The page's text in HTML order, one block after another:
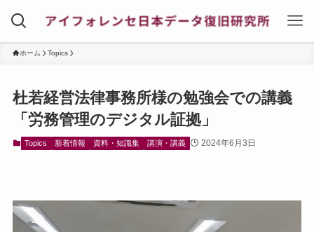
ホーム Topics
杜若経営法律事務所様の勉強会での講義
「労務管理のデジタル証拠」
Topics 新着情報 資料・知識集 講演・講義 2024年6月3日